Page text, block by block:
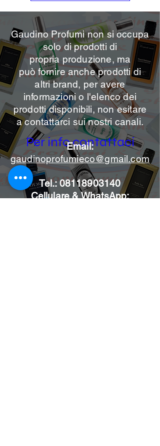
Per info contattaci
Gaudino Profumi non si occupa
solo di prodotti di
propria produzione, ma
può fornire anche prodotti di
altri brand, per avere
informazioni o l'elenco dei
prodotti disponibili, non esitare
a contattarci sui nostri canali.
Email:
gaudinoprofumieco@gmail.com
Tel.: 08118903140
Cellulare & WhatsApp: